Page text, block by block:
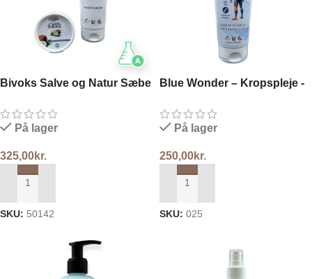
Bivoks Salve og Natur Sæbe
På lager
325,00kr.
TILFØJ TIL KURV
SKU: 50142
Blue Wonder – Kropspleje -
På lager
250,00kr.
TILFØJ TIL KURV
SKU: 025